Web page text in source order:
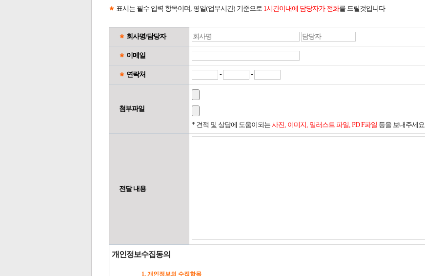
표시는 필수 입력 항목이며, 평일(업무시간) 기준으로 1시간이내에 담당자가 전화를 드릴것입니다
회사명/담당자
이메일
연락처 - -
첨부파일
* 견적 및 상담에 도움이되는 사진, 이미지, 일러스트 파일, PD F파일 등을 보내주세요
전달 내용
개인정보수집동의